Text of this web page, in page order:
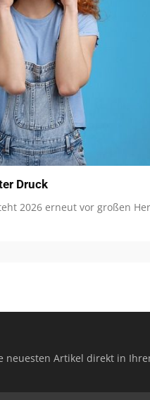
Druck
2026 erneut vor großen
neuesten Artikel direkt in